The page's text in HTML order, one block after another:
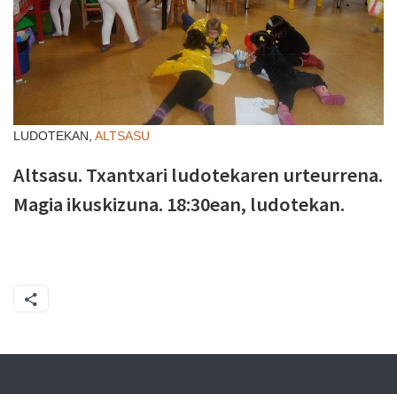
LUDOTEKAN, ALTSASU
Altsasu. Txantxari ludotekaren urteurrena.
Magia ikuskizuna. 18:30ean, ludotekan.